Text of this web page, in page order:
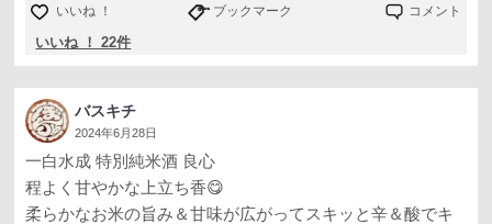
いいね ！ ブックマーク コメント
いいね ！ 22件
バスキチ
2024年6月28日
一白水成 特別純米酒 良心
程よく甘やかな上立ち香😋
柔らかなお米の旨み＆甘味が広がってスキッと辛＆酸でキ